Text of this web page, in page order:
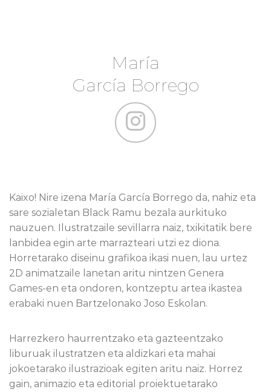
María
García Borrego
Kaixo! Nire izena María García Borrego da, nahiz eta
sare sozialetan Black Ramu bezala aurkituko
nauzuen. Ilustratzaile sevillarra naiz, txikitatik bere
lanbidea egin arte marrazteari utzi ez diona.
Horretarako diseinu grafikoa ikasi nuen, lau urtez
2D animatzaile lanetan aritu nintzen Genera
Games-en eta ondoren, kontzeptu artea ikastea
erabaki nuen Bartzelonako Joso Eskolan.
Harrezkero haurrentzako eta gazteentzako
liburuak ilustratzen eta aldizkari eta mahai
jokoetarako ilustrazioak egiten aritu naiz. Horrez
gain, animazio eta editorial proiektuetarako